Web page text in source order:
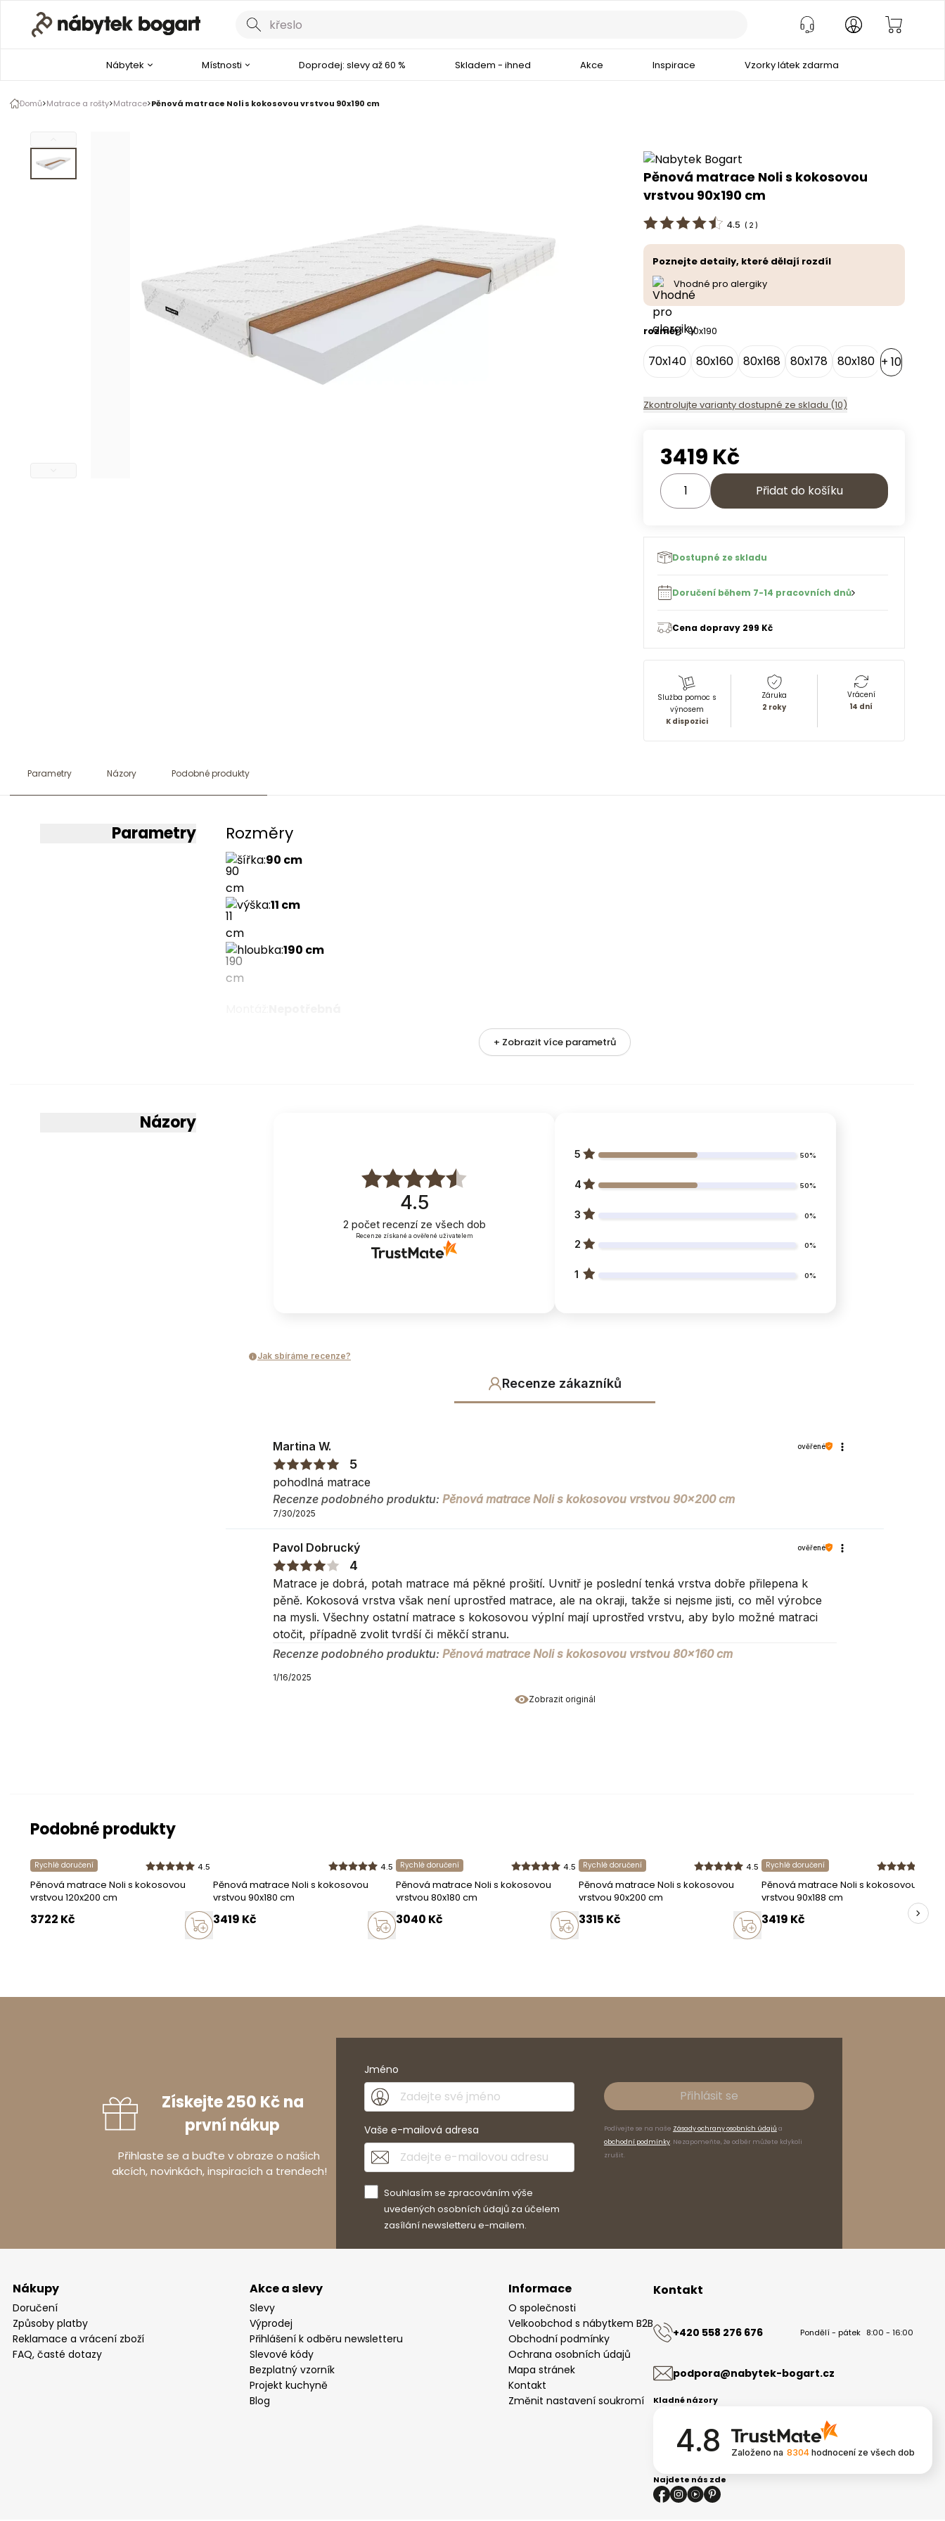
Nábytek Místnosti Doprodej: slevy až 60 % Skladem - ihned Akce Inspirace Vzorky látek zdarma
Domů Matrace a rošty Matrace Pěnová matrace Noli s kokosovou vrstvou 90x190 cm
Pěnová matrace Noli s kokosovou
vrstvou 90x190 cm
4.5 ( 2 )
Poznejte detaily, které dělají rozdíl
Vhodné pro alergiky
rozměr: 90x190
70x140 80x160 80x168 80x178 80x180 + 10
Zkontrolujte varianty dostupné ze skladu (10)
3419 Kč
Přidat do košíku
Dostupné ze skladu
Doručení během 7-14 pracovních dnů
Cena dopravy 299 Kč
Služba pomoc s
výnosem
K dispozici
Záruka
2 roky
Vrácení
14 dní
Parametry Názory Podobné produkty
Parametry Rozměry
šířka:90 cm
výška:11 cm
hloubka:190 cm
Vlastnosti
Možnost praní v pračce
Pro alergiky
Balení produktu
Nabytek Bogart
Adresa 37-125 Czarna 825
Země
+ Zobrazit více parametrů
Názory
4.5
2 počet recenzí ze všech dob
Recenze získané a ověřené uživatelem
5 50%
4 50%
3 0%
2 0%
1 0%
Jak sbíráme recenze?
Recenze zákazníků
Martina W. ověřené
5
pohodlná matrace
Recenze podobného produktu: Pěnová matrace Noli s kokosovou vrstvou 90x200 cm
7/30/2025
Zobrazit originál
Pavol Dobrucký ověřené
4
Matrace je dobrá, potah matrace má pěkné prošití. Uvnitř je poslední tenká vrstva dobře přilepena k
pěně. Kokosová vrstva však není uprostřed matrace, ale na okraji, takže si nejsme jisti, co měl výrobce
na mysli. Všechny ostatní matrace s kokosovou výplní mají uprostřed vrstvu, aby bylo možné matraci
otočit, případně zvolit tvrdší či měkčí stranu.
Recenze podobného produktu: Pěnová matrace Noli s kokosovou vrstvou 80x160 cm
1/16/2025
Podobné produkty
Rychlé doručení 4.5
Pěnová matrace Noli s kokosovou
vrstvou 120x200 cm
3722 Kč
4.5
Pěnová matrace Noli s kokosovou
vrstvou 90x180 cm
3419 Kč
Rychlé doručení 4.5
Pěnová matrace Noli s kokosovou
vrstvou 80x180 cm
3040 Kč
Rychlé doručení 4.5
Pěnová matrace Noli s kokosovou
vrstvou 90x200 cm
3315 Kč
Rychlé doručení
Pěnová matrace Noli s kokosovou
vrstvou 90x188 cm
3419 Kč
Získejte 250 Kč na
první nákup
Přihlaste se a buďte v obraze o našich
akcích, novinkách, inspiracích a trendech!
Jméno
Vaše e-mailová adresa
Souhlasím se zpracováním výše
uvedených osobních údajů za účelem
zasílání newsletteru e-mailem.
Přihlásit se
Podívejte se na naše Zásady ochrany osobních údajů a
obchodní podmínky. Nezapomeňte, že odběr můžete kdykoli
zrušit.
Nákupy
Doručení
Způsoby platby
Reklamace a vrácení zboží
FAQ, časté dotazy
Akce a slevy
Slevy
Výprodej
Přihlášení k odběru newsletteru
Slevové kódy
Bezplatný vzorník
Projekt kuchyně
Blog
Informace
O společnosti
Velkoobchod s nábytkem B2B
Obchodní podmínky
Ochrana osobních údajů
Mapa stránek
Kontakt
Změnit nastavení soukromí
Kontakt
+420 558 276 676 Pondělí - pátek 8:00 - 16:00
podpora@nabytek-bogart.cz
Kladné názory
4.8 Založeno na 8304 hodnocení ze všech dob
Najdete nás zde
1 z 1 Galerie produktu